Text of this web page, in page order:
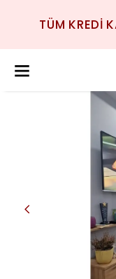
TÜM KREDİ